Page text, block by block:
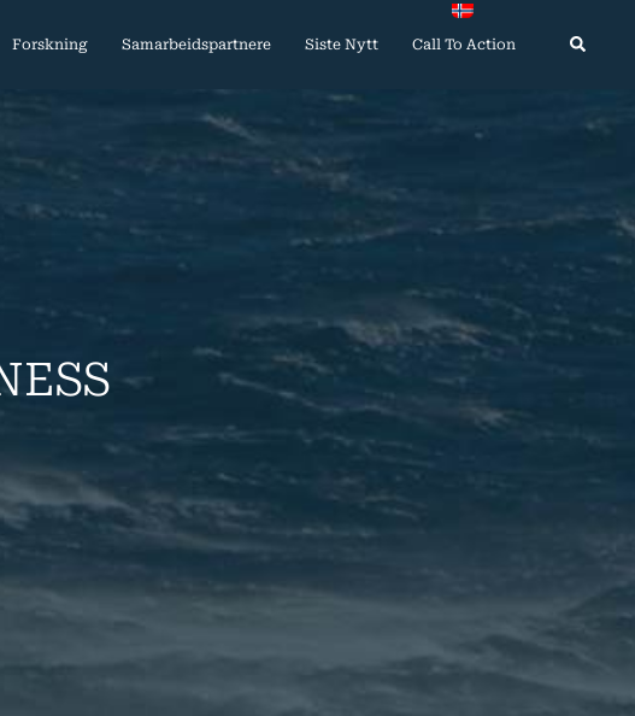
Forskning Samarbeidspartnere Siste Nytt Call To Action Search